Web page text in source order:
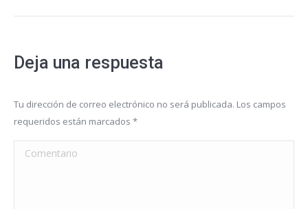
Deja una respuesta
Tu dirección de correo electrónico no será publicada. Los campos
requeridos están marcados *
Comentario